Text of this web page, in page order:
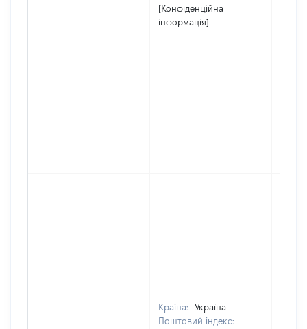
[Конфіденційна
інформація]
Країна:
Україна
Поштовий індекс: